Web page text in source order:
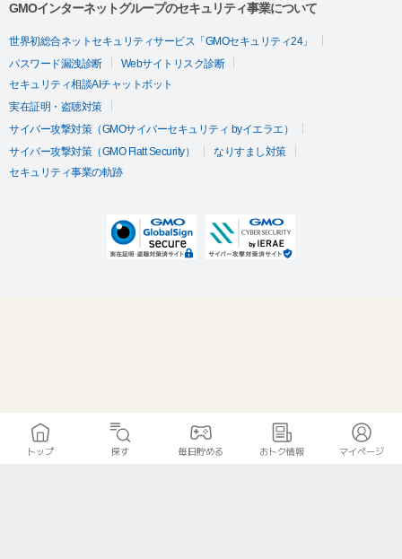
GMOインターネットグループのセキュリティ事業について
世界初総合ネットセキュリティサービス「GMOセキュリティ24」
パスワード漏洩診断
Webサイトリスク診断
セキュリティ相談AIチャットボット
実在証明・盗聴対策
サイバー攻撃対策（GMOサイバーセキュリティ byイエラエ）
サイバー攻撃対策（GMO Flatt Security）
なりすまし対策
セキュリティ事業の軌跡
トップ 探す 毎日貯める おトク情報 マイページ